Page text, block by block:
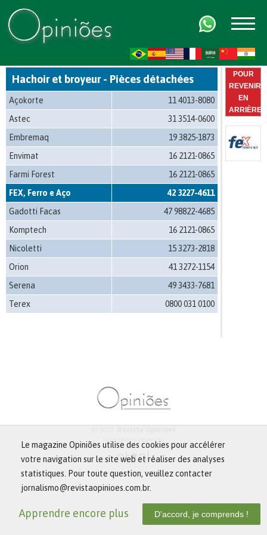
Hachoir et broyeur - Pièces détachées
Açokorte
11 4013-8080
Astec
31 3514-0600
Embremaq
19 3825-1873
Envimat
16 2121-0865
Farmi Forest
16 2121-0865
FEX, Ferro e Aço
42 3227-4611
Gadotti Facas
47 98822-4685
Komptech
16 2121-0865
Nicoletti
15 3273-2818
Orion
41 3272-1154
Serena
49 3433-7681
Terex
0800 031 0100
POUR
REVENIR
EN
ARRIÈRE
Tous droits réservés.
Le magazine Opiniões utilise des cookies pour accélérer
votre navigation sur le site web et réaliser des analyses
statistiques. Pour toute question, veuillez contacter
jornalismo@revistaopinioes.com.br.
Apprendre encore plus D'accord, je comprends !